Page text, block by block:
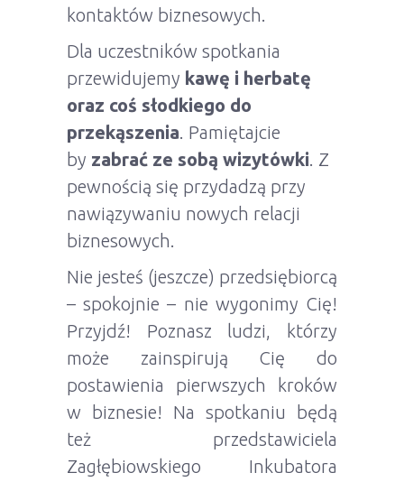
kontaktów biznesowych.
Dla uczestników spotkania
przewidujemy kawę i herbatę
oraz coś słodkiego do
przekąszenia. Pamiętajcie
by zabrać ze sobą wizytówki. Z
pewnością się przydadzą przy
nawiązywaniu nowych relacji
biznesowych.
Nie jesteś (jeszcze) przedsiębiorcą
– spokojnie – nie wygonimy Cię!
Przyjdź! Poznasz ludzi, którzy
może zainspirują Cię do
postawienia pierwszych kroków
w biznesie! Na spotkaniu będą
też przedstawiciela
Zagłębiowskiego Inkubatora